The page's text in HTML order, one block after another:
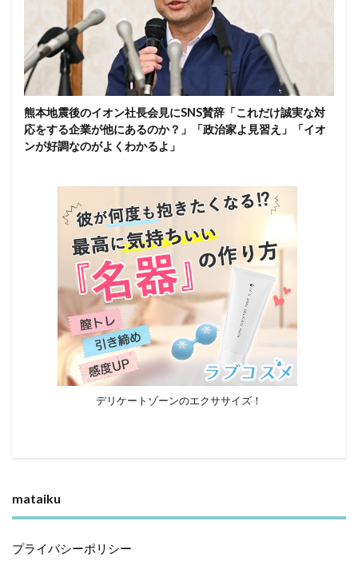
熊本地震後のイオン社長会見にSNS賛辞「これだけ誠実な対
応をする企業が他にあるのか？」「政治家よ見習え」「イオ
ンが好調なのがよくわかるよ」
デリケートゾーンのエクササイズ！
mataiku
プライバシーポリシー